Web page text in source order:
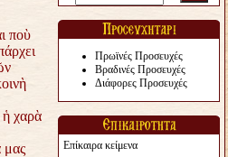
ποὺ
ἡ χαρὰ
μας
Πρωϊνές Προσευχές
Βραδινές Προσευχές
Διάφορες Προσευχές
Επίκαιρα κείμενα